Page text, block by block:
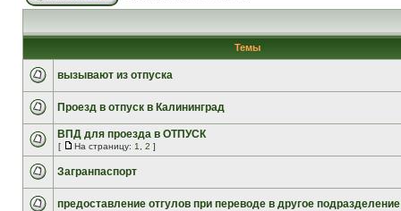
Темы
вызывают из отпуска
Проезд в отпуск в Калининград
ВПД для проезда в ОТПУСК
[ На страницу: 1 2 ]
Загранпаспорт
предоставление отгулов при переводе в другое подразделение